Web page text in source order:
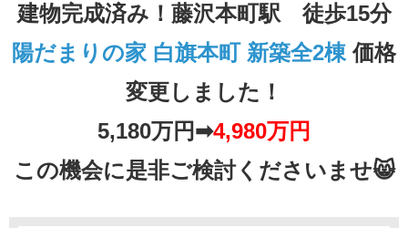
建物完成済み！藤沢本町駅 徒歩15分
陽だまりの家 白旗本町 新築全2棟価格
変更しました！
5,180万円➡4,980万円
この機会に是非ご検討くださいませ😸